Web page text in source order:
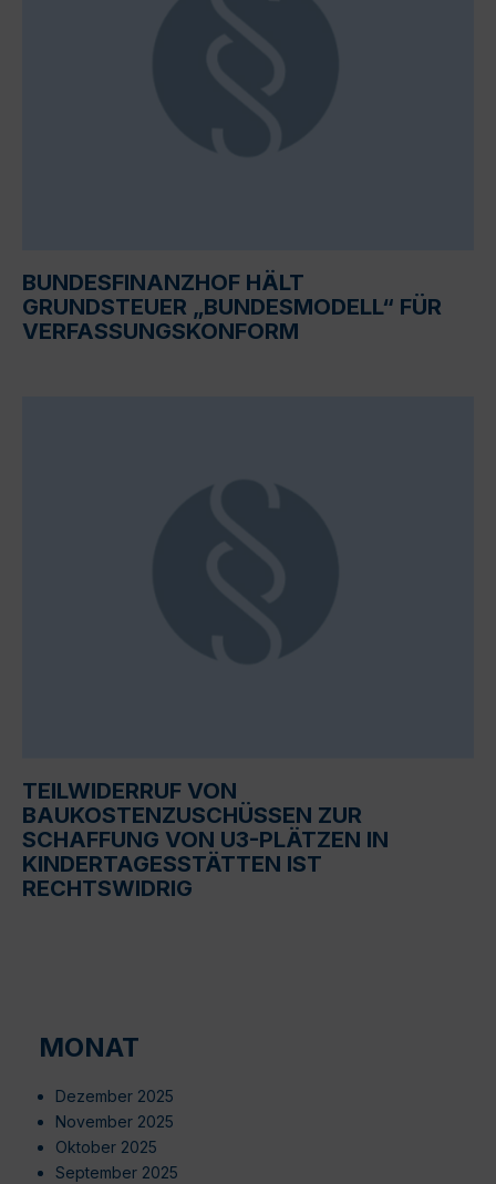
BUNDESFINANZHOF HÄLT
GRUNDSTEUER „BUNDESMODELL“ FÜR
VERFASSUNGSKONFORM
TEILWIDERRUF VON
BAUKOSTENZUSCHÜSSEN ZUR
SCHAFFUNG VON U3-PLÄTZEN IN
KINDERTAGESSTÄTTEN IST
RECHTSWIDRIG
MONAT
Dezember 2025
November 2025
Oktober 2025
September 2025